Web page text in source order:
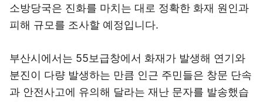
소방당국은 진화를 마치는 대로 정확한 화재 원인과
피해 규모를 조사할 예정입니다.
부산시에서는 55보급창에서 화재가 발생해 연기와
분진이 다량 발생하는 만큼 인근 주민들은 창문 단속
과 안전사고에 유의해 달라는 재난 문자를 발송했습